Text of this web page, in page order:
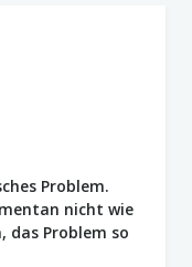
Problem.
nicht wie
Problem so